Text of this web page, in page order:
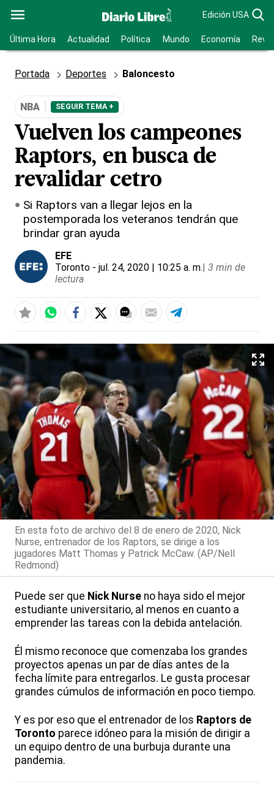
Edición USA
Última Hora Actualidad Política Mundo Economía
Portada Deportes Baloncesto
NBA SEGUIR TEMA +
Vuelven los campeones
Raptors, en busca de
revalidar cetro
Si Raptors van a llegar lejos en la
postemporada los veteranos tendrán que
brindar gran ayuda
EFE
Toronto - jul. 24, 2020 | 10:25 a. m.| 3 min de
lectura
En esta foto de archivo del 8 de enero de 2020, Nick
Nurse, entrenador de los Raptors, se dirige a los
jugadores Matt Thomas y Patrick McCaw. (AP/Nell
Redmond)
Puede ser que Nick Nurse no haya sido el mejor
estudiante universitario, al menos en cuanto a
emprender las tareas con la debida antelación.
Él mismo reconoce que comenzaba los grandes
proyectos apenas un par de días antes de la
fecha límite para entregarlos. Le gusta procesar
grandes cúmulos de información en poco tiempo.
Y es por eso que el entrenador de los Raptors de
Toronto parece idóneo para la misión de dirigir a
un equipo dentro de una burbuja durante una
pandemia.